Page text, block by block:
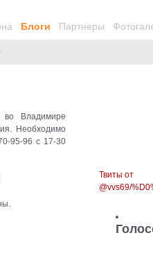
Блоги Партнеры
во Владимире
Необходимо
95-96 с 17-30
Твиты от
@vvs69/